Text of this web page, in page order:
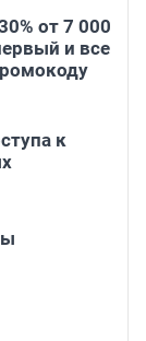
от 7 000
и все
к